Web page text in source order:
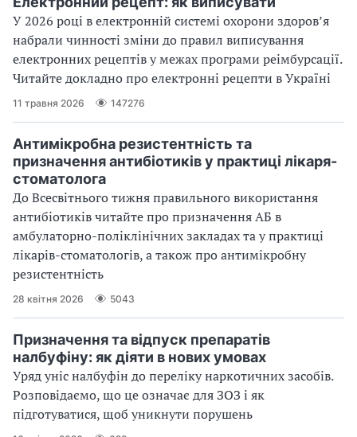
У 2026 році в електронній системі охорони здоровʼя
набрали чинності зміни до правил виписування
електронних рецептів у межах програми реімбурсації.
Читайте докладно про електронні рецепти в Україні
11 травня 2026 147276
Антимікробна резистентність та
призначення антибіотиків у практиці лікаря-
стоматолога
До Всесвітнього тижня правильного використання
антибіотиків читайте про призначення АБ в
амбулаторно-поліклінічних закладах та у практиці
лікарів-стоматологів, а також про антимікробну
резистентність
28 квітня 2026 5043
Призначення та відпуск препаратів
налбуфіну: як діяти в нових умовах
Уряд уніс налбуфін до переліку наркотичних засобів.
Розповідаємо, що це означає для ЗОЗ і як
підготуватися, щоб уникнути порушень